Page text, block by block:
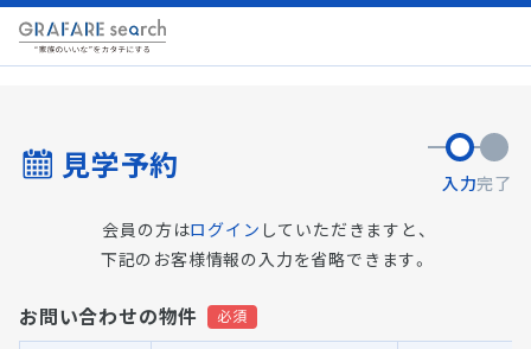
見学予約 入力完了
会員の方はログイン していただきますと、
下記のお客様情報の入力を省略できます。
お問い合わせの物件